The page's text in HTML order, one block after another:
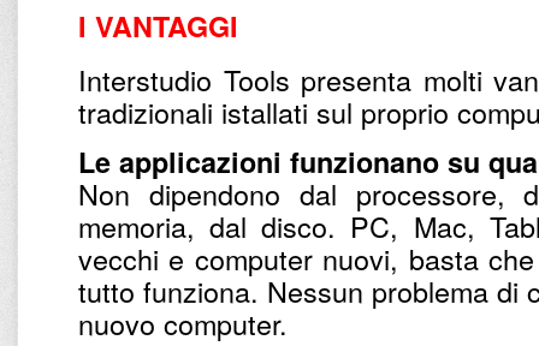
I VANTAGGI
Interstudio Tools presenta molti
tradizionali istallati sul proprio
Le applicazioni funzionano su
Non dipendono dal processore,
memoria, dal disco. PC, Mac,
vecchi e computer nuovi, basta
tutto funziona. Nessun problema di
nuovo computer.